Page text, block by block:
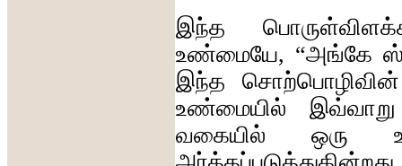
இந்த
உண்மையே, “அங்கே
இந்த
சொற்பொழிவின்
உண்மையில்
இவ்வாறு
வகையில்
ஒரு